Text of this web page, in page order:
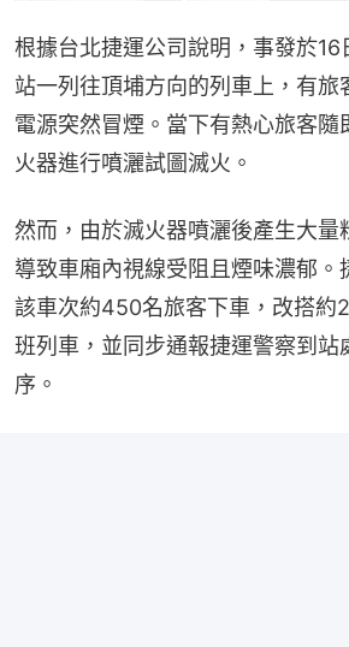
根據台北捷運公司說明，事發於
站一列往頂埔方向的列車上，有旅
電源突然冒煙。當下有熱心旅客隨
火器進行噴灑試圖滅火。
然而，由於滅火器噴灑後產生大量
導致車廂內視線受阻且煙味濃郁。
該車次約450名旅客下車，改搭約
班列車，並同步通報捷運警察到站
序。